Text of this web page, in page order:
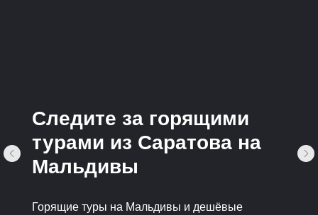
Следите за горящими
турами из Саратова на
Мальдивы
Горящие туры на Мальдивы и дешёвые